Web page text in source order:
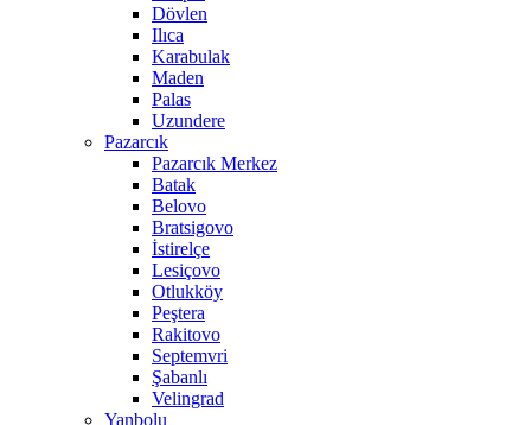
Dövlen
Ilıca
Karabulak
Maden
Palas
Uzundere
Pazarcık
Pazarcık Merkez
Batak
Belovo
Bratsigovo
İstirelçe
Lesiçovo
Otlukköy
Peştera
Rakitovo
Septemvri
Şabanlı
Velingrad
Yanbolu